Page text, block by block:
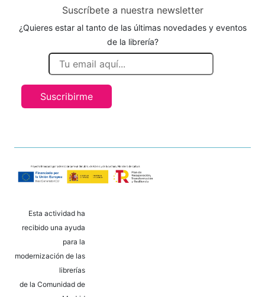
Suscríbete a nuestra newsletter
¿Quieres estar al tanto de las últimas novedades y eventos
de la librería?
Suscribirme
Esta actividad ha
recibido una ayuda
para la
modernización de las
librerías
de la Comunidad de